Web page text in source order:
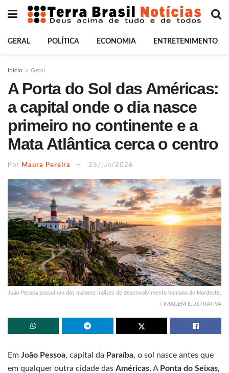
GERAL POLÍTICA ECONOMIA ENTRETENIMENTO
Início Geral
A Porta do Sol das Américas:
a capital onde o dia nasce
primeiro no continente e a
Mata Atlântica cerca o centro
Por Maura Pereira 25/jun/2026
João Pessoa possui um dos maiores índices de desenvolvimento humano do Nordeste.
/ IMAGEM ILUSTRATIVA
Em João Pessoa, capital da Paraíba, o sol nasce antes que
em qualquer outra cidade das Américas. A Ponta do Seixas,